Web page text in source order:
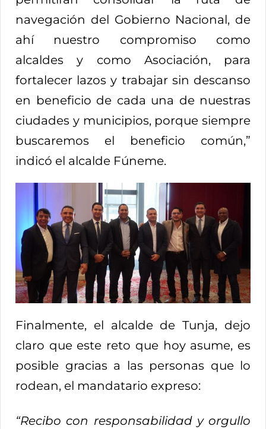
navegación del Gobierno Nacional, de
ahí nuestro compromiso como
alcaldes y como Asociación, para
fortalecer lazos y trabajar sin descanso
en beneficio de cada una de nuestras
ciudades y municipios, porque siempre
buscaremos el beneficio común,”
indicó el alcalde Fúneme.
Finalmente, el alcalde de Tunja, dejo
claro que este reto que hoy asume, es
posible gracias a las personas que lo
rodean, el mandatario expreso:
“Recibo con responsabilidad y orgullo